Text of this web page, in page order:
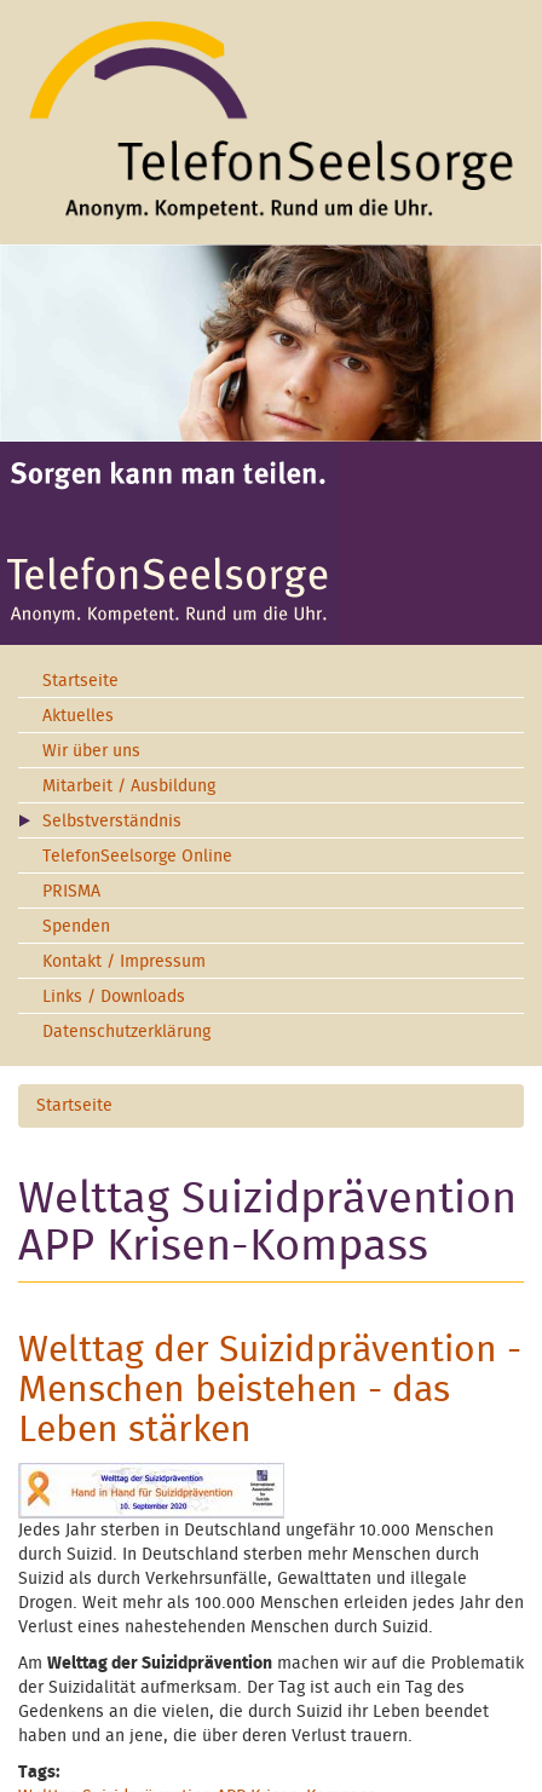
Startseite
Aktuelles
Wir über uns
Mitarbeit / Ausbildung
Selbstverständnis
TelefonSeelsorge Online
PRISMA
Spenden
Kontakt / Impressum
Links / Downloads
Datenschutzerklärung
Startseite
Welttag Suizidprävention
APP Krisen-Kompass
Welttag der Suizidprävention -
Menschen beistehen - das
Leben stärken
Jedes Jahr sterben in Deutschland ungefähr 10.000 Menschen
durch Suizid. In Deutschland sterben mehr Menschen durch
Suizid als durch Verkehrsunfälle, Gewalttaten und illegale
Drogen. Weit mehr als 100.000 Menschen erleiden jedes Jahr den
Verlust eines nahestehenden Menschen durch Suizid.
Am Welttag der Suizidprävention machen wir auf die Problematik
der Suizidalität aufmerksam. Der Tag ist auch ein Tag des
Gedenkens an die vielen, die durch Suizid ihr Leben beendet
haben und an jene, die über deren Verlust trauern.
Tags: